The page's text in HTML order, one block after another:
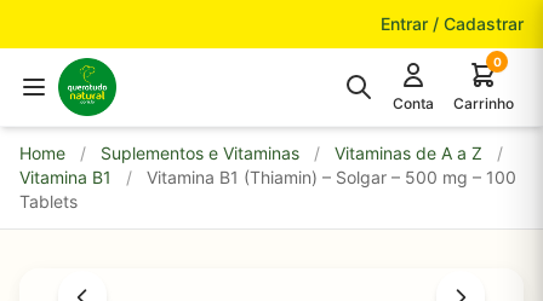
Entrar / Cadastrar
Conta
0
Carrinho
Home / Suplementos e Vitaminas / Vitaminas de A a Z
/
Vitamina B1
/
Vitamina B1 (Thiamin) – Solgar – 500 mg – 100
Tablets